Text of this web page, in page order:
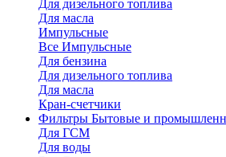
Для дизельного топлива
Для масла
Импульсные
Все Импульсные
Для бензина
Для дизельного топлива
Для масла
Кран-счетчики
Фильтры Бытовые и
Для ГСМ
Для воды